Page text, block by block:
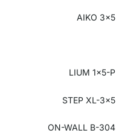
AIKO 3x5
LIUM 1x5-P
STEP XL-3x5
ON-WALL B-304